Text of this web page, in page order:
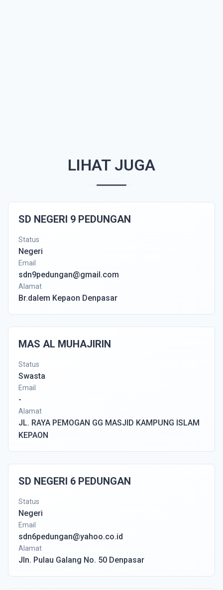
LIHAT JUGA
SD NEGERI 9 PEDUNGAN
Status
Negeri
Email
sdn9pedungan@gmail.com
Alamat
Br.dalem Kepaon Denpasar
MAS AL MUHAJIRIN
Status
Swasta
Email
-
Alamat
JL. RAYA PEMOGAN GG MASJID KAMPUNG ISLAM
KEPAON
SD NEGERI 6 PEDUNGAN
Status
Negeri
Email
sdn6pedungan@yahoo.co.id
Alamat
Jln. Pulau Galang No. 50 Denpasar